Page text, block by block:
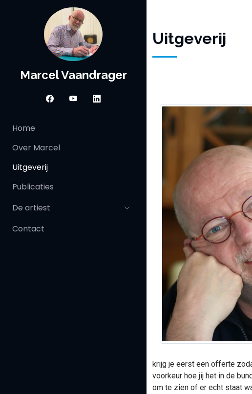
Marcel Vaandrager
Home
Over Marcel
Uitgeverij
Publicaties
De artiest
Contact
Uitgeverij
krijg je eerst een offerte
voorkeur hoe jij het in de
om te zien of er echt staat